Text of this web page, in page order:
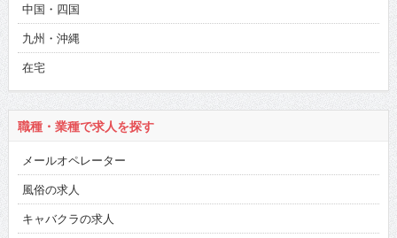
中国・四国
九州・沖縄
在宅
職種・業種で求人を探す
メールオペレーター
風俗の求人
キャバクラの求人